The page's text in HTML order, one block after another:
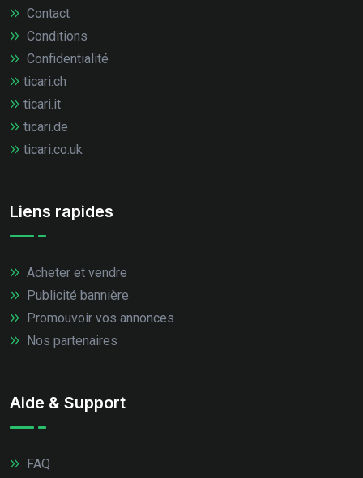
Contact
Conditions
Confidentialité
ticari.ch
ticari.it
ticari.de
ticari.co.uk
Liens rapides
Acheter et vendre
Publicité bannière
Promouvoir vos annonces
Nos partenaires
Aide & Support
FAQ